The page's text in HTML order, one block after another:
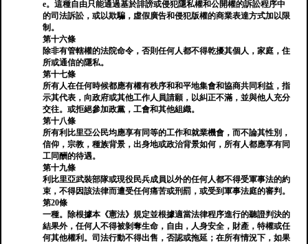
e。這種自由只能通過基於誹謗或侵犯隱私權和公開權的訴訟程序中
的司法訴訟，或以欺騙，虛假廣告和侵犯版權的商業表達方式加以限
制。
第十六條
除非有管轄權的法院命令，否則任何人都不得乾擾其個人，家庭，住
所或通信的隱私。
第十七條
所有人在任何時候都應有權有秩序和和平地集會和協商共同利益，指
示其代表，向政府或其他工作人員請願，以糾正不滿，並與他人充分
交往。或拒絕參加政黨，工會和其他組織。
第十八條
所有利比里亞公民均應享有同等的工作和就業機會，而不論其性別，
信仰，宗教，種族背景，出身地或政治背景如何，所有人都應享有同
工同酬的待遇。
第十九條
利比里亞武裝部隊或現役民兵成員以外的任何人都不得受軍事法的約
束，不得因該法律而遭受任何痛苦或刑罰，或受到軍事法庭的審判。
第20條
一種。除根據本《憲法》規定並根據適當法律程序進行的聽證判決的
結果外，任何人不得被剝奪生命，自由，人身安全，財產，特權或任
何其他權利。司法行動不得出售，否認或拖延；在所有情況下，如果